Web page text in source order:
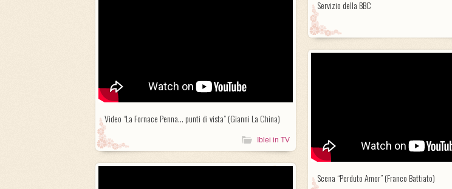
Servizio della BBC
Video “La Fornace Penna… punti di vista” (Gianni La China)
Iblei in TV
Scena “Perduto Amor” (Franco Battiato)